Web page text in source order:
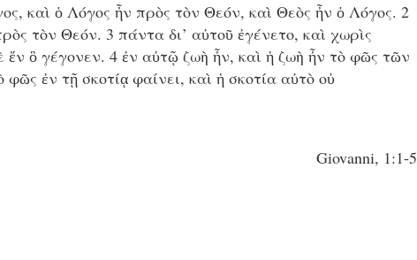
καὶ ὁ Λόγος ἦν πρὸς τὸν Θεόν, καὶ Θεὸς ἦν ὁ Λόγος. 2
τὸν Θεόν. 3 πάντα δι’ αὐτοῦ ἐγένετο, καὶ χωρὶς
ἕν ὃ γέγονεν. 4 ἐν αὐτῷ ζωὴ ἦν, καὶ ἡ ζωὴ ἦν τὸ φῶς τῶν
ἐν τῇ σκοτίᾳ φαίνει, καὶ ἡ σκοτία αὐτὸ οὐ
Giovanni, 1:1-5